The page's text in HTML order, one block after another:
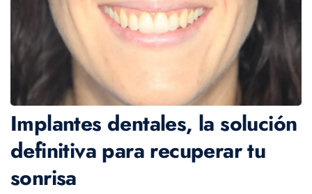
Implantes dentales, la solución
definitiva para recuperar tu
sonrisa